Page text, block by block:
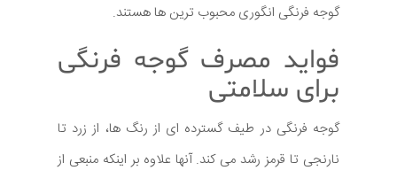
گوجه فرنگی انگوری محبوب ترین ها هستند.
فواید مصرف گوجه فرنگی
برای سلامتی
گوجه فرنگی در طیف گسترده ای از رنگ ها، از زرد تا
نارنجی تا قرمز رشد می کند. آنها علاوه بر اینکه منبعی از